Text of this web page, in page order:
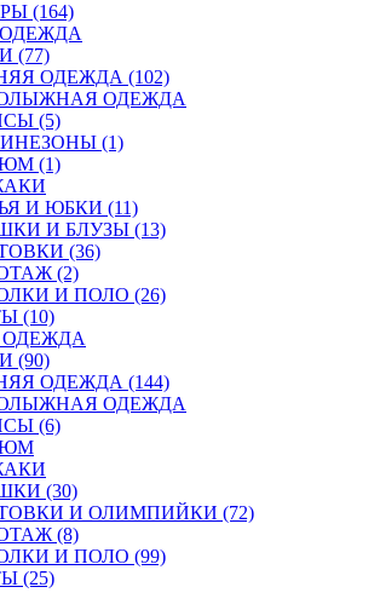
(164)
(77)
ОДЕЖДА (102)
ОДЕЖДА
(5)
(1)
(1)
И ЮБКИ (11)
И БЛУЗЫ (13)
(36)
(2)
И ПОЛО (26)
(10)
(90)
ОДЕЖДА (144)
ОДЕЖДА
(6)
(30)
И ОЛИМПИЙКИ (72)
(8)
И ПОЛО (99)
(25)